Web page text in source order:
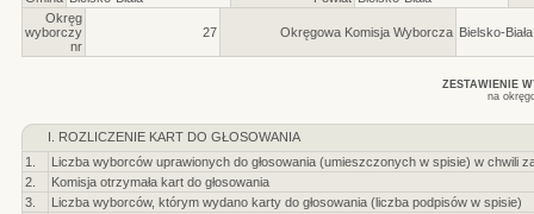
Okręg
wyborczy
nr
27 Okręgowa Komisja Wyborcza Bielsko-Biała
ZESTAWIENIE
na
I. ROZLICZENIE KART DO GŁOSOWANIA
1.
Liczba wyborców uprawionych do głosowania (umieszczonych w spisie) w chwili
2.
Komisja otrzymała kart do głosowania
3.
Liczba wyborców, którym wydano karty do głosowania (liczba podpisów w spisie)